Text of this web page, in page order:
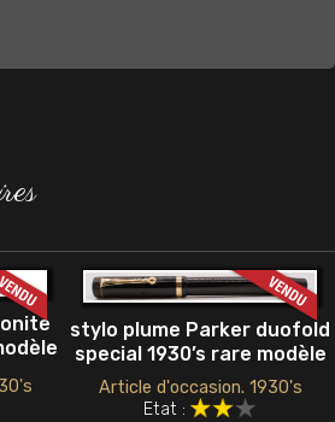
stylo plume Parker duofold
special 1930’s rare modèle
Article d'occasion. 1930's
Etat :